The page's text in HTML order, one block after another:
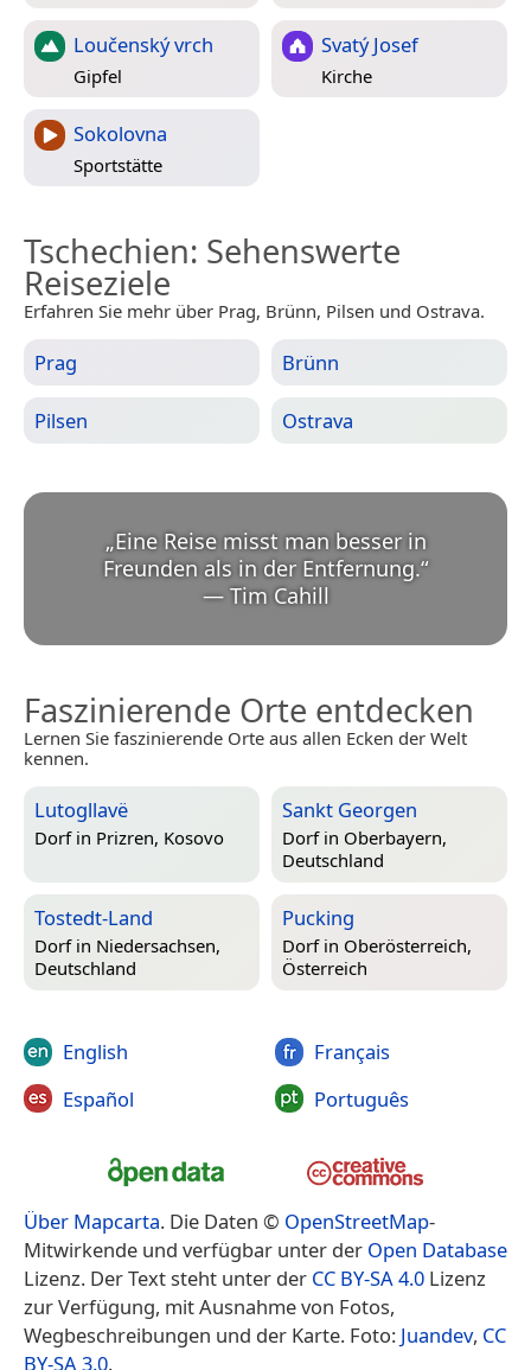
Loučenský vrch
Gipfel
Svatý Josef
Kirche
Sokolovna
Sportstätte
Tschechien: Sehenswerte
Reiseziele
Erfahren Sie mehr über Prag, Brünn, Pilsen und Ostrava.
Prag Brünn
Pilsen Ostrava
„Eine Reise misst man besser in
Freunden als in der Entfernung. “
— Tim Cahill
Faszinierende Orte entdecken
Lernen Sie faszinierende Orte aus allen Ecken der Welt
kennen.
Lutogllavë
Dorf in Prizren, Kosovo
Sankt Georgen
Dorf in Oberbayern,
Deutschland
Tostedt-Land
Dorf in Niedersachsen,
Deutschland
Pucking
Dorf in Oberösterreich,
Österreich
English
Español
Français
Português
Über Mapcarta. Die Daten © OpenStreetMap-
Mitwirkende und verfügbar unter der Open Database
Lizenz. Der Text steht unter der CC BY-SA 4.0 Lizenz
zur Verfügung, mit Ausnahme von Fotos,
Wegbeschreibungen und der Karte. Foto: Juandev, CC
BY-SA 3.0.